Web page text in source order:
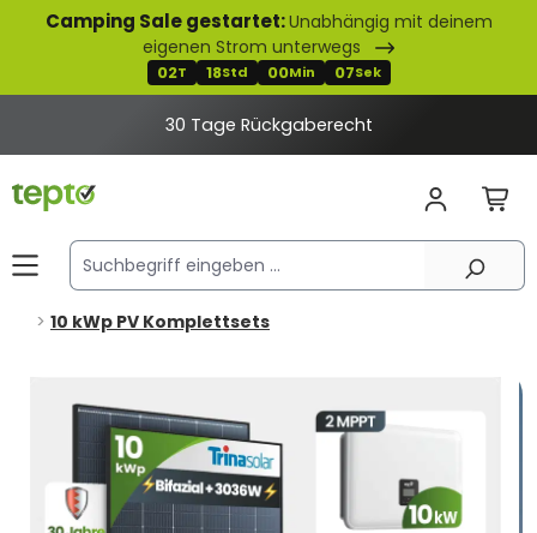
springen
Camping Sale gestartet:Unabhängig mit deinem
eigenen Strom unterwegs
02T 18Std 00Min 06Sek
30 Tage Rückgaberecht
10 kWp PV Komplettsets